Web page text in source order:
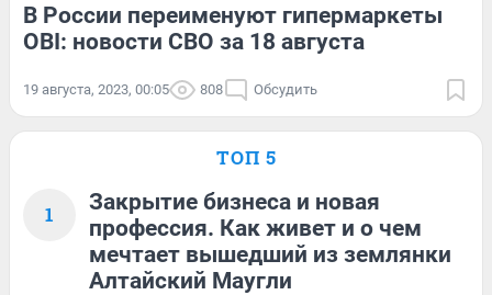
В России переименуют гипермаркеты
OBI: новости СВО за 18 августа
19 августа, 2023, 00:05 808 Обсудить
ТОП 5
1
Закрытие бизнеса и новая
профессия. Как живет и о чем
мечтает вышедший из землянки
Алтайский Маугли